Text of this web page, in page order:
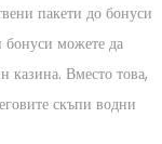
пакети до бонуси
бонуси можете да
казина. Вместо това,
скъпи водни